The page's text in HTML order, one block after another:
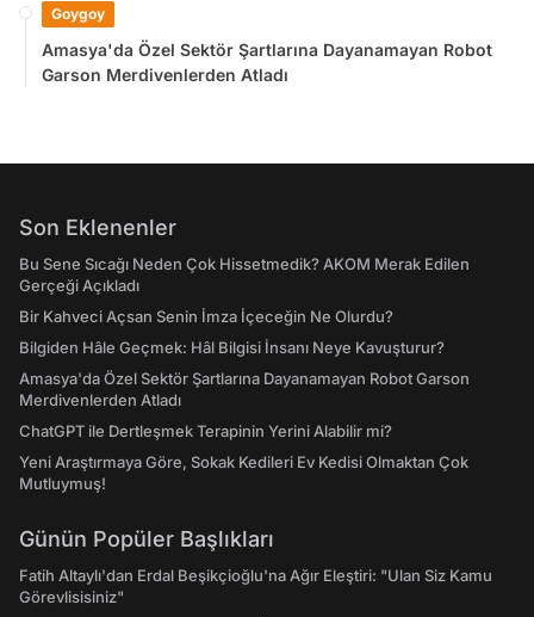
Goygoy
Amasya'da Özel Sektör Şartlarına Dayanamayan Robot
Garson Merdivenlerden Atladı
Son Eklenenler
Bu Sene Sıcağı Neden Çok Hissetmedik? AKOM Merak Edilen
Gerçeği Açıkladı
Bir Kahveci Açsan Senin İmza İçeceğin Ne Olurdu?
Bilgiden Hâle Geçmek: Hâl Bilgisi İnsanı Neye Kavuşturur?
Amasya'da Özel Sektör Şartlarına Dayanamayan Robot Garson
Merdivenlerden Atladı
ChatGPT ile Dertleşmek Terapinin Yerini Alabilir mi?
Yeni Araştırmaya Göre, Sokak Kedileri Ev Kedisi Olmaktan Çok
Mutluymuş!
Günün Popüler Başlıkları
Fatih Altaylı'dan Erdal Beşikçioğlu'na Ağır Eleştiri: "Ulan Siz Kamu
Görevlisisiniz"